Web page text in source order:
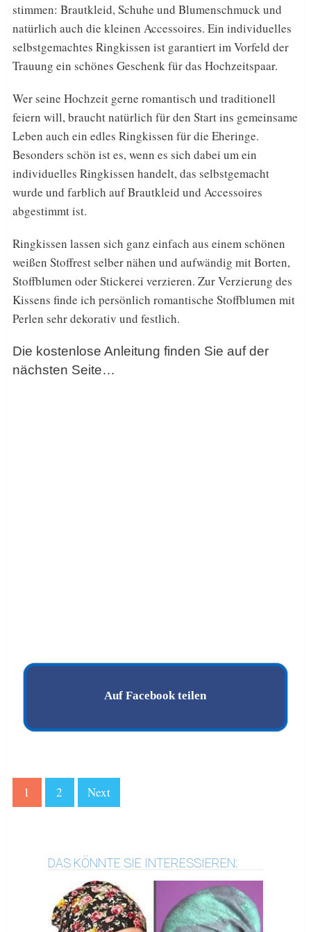
stimmen: Brautkleid, Schuhe und Blumenschmuck und
natürlich auch die kleinen Accessoires. Ein individuelles
selbstgemachtes Ringkissen ist garantiert im Vorfeld der
Trauung ein schönes Geschenk für das Hochzeitspaar.
Wer seine Hochzeit gerne romantisch und traditionell
feiern will, braucht natürlich für den Start ins gemeinsame
Leben auch ein edles Ringkissen für die Eheringe.
Besonders schön ist es, wenn es sich dabei um ein
individuelles Ringkissen handelt, das selbstgemacht
wurde und farblich auf Brautkleid und Accessoires
abgestimmt ist.
Ringkissen lassen sich ganz einfach aus einem schönen
weißen Stoffrest selber nähen und aufwändig mit Borten,
Stoffblumen oder Stickerei verzieren. Zur Verzierung des
Kissens finde ich persönlich romantische Stoffblumen mit
Perlen sehr dekorativ und festlich.
Die kostenlose Anleitung finden Sie auf der
nächsten Seite…
Auf Facebook teilen
1 2 Next
DAS KÖNNTE SIE INTERESSIEREN: